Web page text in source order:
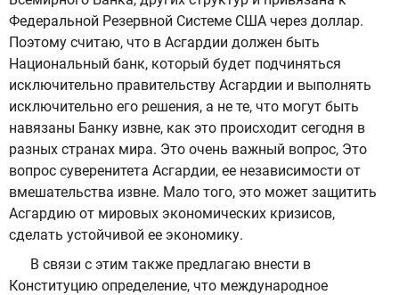
Федеральной Резервной Системе США через доллар.
Поэтому считаю, что в Асгардии должен быть
Национальный банк, который будет подчиняться
исключительно правительству Асгардии и выполнять
исключительно его решения, а не те, что могут быть
навязаны Банку извне, как это происходит сегодня в
разных странах мира. Это очень важный вопрос, Это
вопрос суверенитета Асгардии, ее независимости от
вмешательства извне. Мало того, это может защитить
Асгардию от мировых экономических кризисов,
сделать устойчивой ее экономику.
В связи с этим также предлагаю внести в
Конституцию определение, что международное